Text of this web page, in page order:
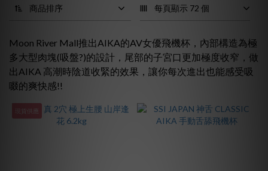
選
價格
(HK$)
商品排序 每頁顯示 72 個
Moon River Mall推出AIKA的AV女優飛機杯，內部構造為極
多大型肉塊(吸盤?)的設計，尾部的子宮口更加極度收窄，做
出AIKA 高潮時陰道收緊的效果，讓你每次進出也能感受吸
啜的爽快感!!
現貨供應